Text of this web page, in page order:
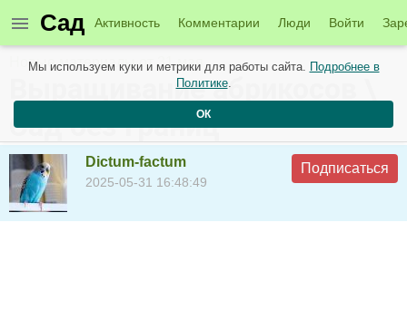
Сад Активность Комментарии Люди Войти
Новые материалы от 31 мая
Выращивание абрикосов \
Сад без границ
Dictum-factum
2025-05-31 16:48:49
Подписаться
Мы используем куки и метрики для работы сайта. Подробнее в
Политике.
ОК